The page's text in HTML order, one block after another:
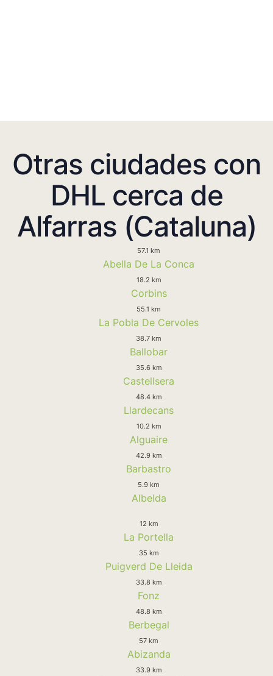
Otras ciudades con
DHL cerca de
Alfarras (Cataluna)
57.1 km
Abella De La Conca
18.2 km
Corbins
55.1 km
La Pobla De Cervoles
38.7 km
Ballobar
35.6 km
Castellsera
48.4 km
Llardecans
10.2 km
Alguaire
42.9 km
Barbastro
5.9 km
Albelda
12 km
La Portella
35 km
Puigverd De Lleida
33.8 km
Fonz
48.8 km
Berbegal
57 km
Abizanda
33.9 km